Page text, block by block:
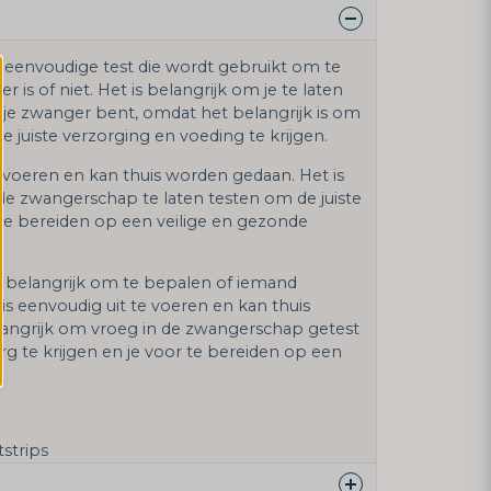
eenvoudige test die wordt gebruikt om te
is of niet. Het is belangrijk om je te laten
zwanger bent, omdat het belangrijk is om
juiste verzorging en voeding te krijgen.
en kan thuis worden gedaan. Het is
zwangerschap te laten testen om de juiste
bereiden op een veilige en gezonde
belangrijk om te bepalen of iemand
eenvoudig uit te voeren en kan thuis
om vroeg in de zwangerschap getest
te krijgen en je voor te bereiden op een